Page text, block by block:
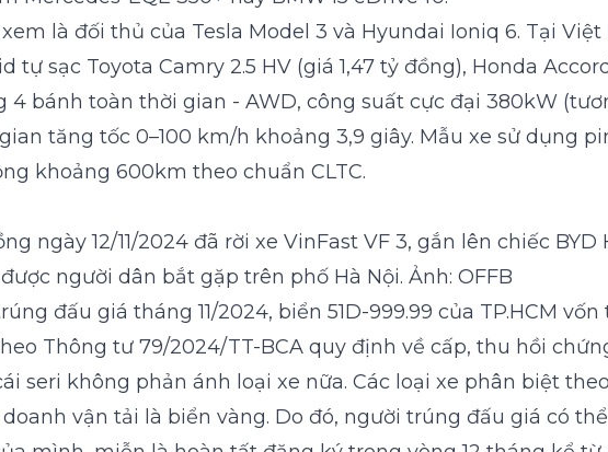
là đối thủ của Tesla Model 3 và Hyundai Ioniq 6. Tại
sạc Toyota Camry 2.5 HV (giá 1,47 tỷ đồng), Honda
4 bánh toàn thời gian - AWD, công suất cực đại 380kW
tăng tốc 0–100 km/h khoảng 3,9 giây. Mẫu xe sử dụng
khoảng 600km theo chuẩn CLTC.
ngày 12/11/2024 đã rời xe VinFast VF 3, gắn lên chiếc
người dân bắt gặp trên phố Hà Nội. Ảnh: OFFB
đấu giá tháng 11/2024, biển 51D-999.99 của TP.HCM
Thông tư 79/2024/TT-BCA quy định về cấp, thu hồi
seri không phản ánh loại xe nữa. Các loại xe phân biệt
vận tải là biển vàng. Do đó, người trúng đấu giá có